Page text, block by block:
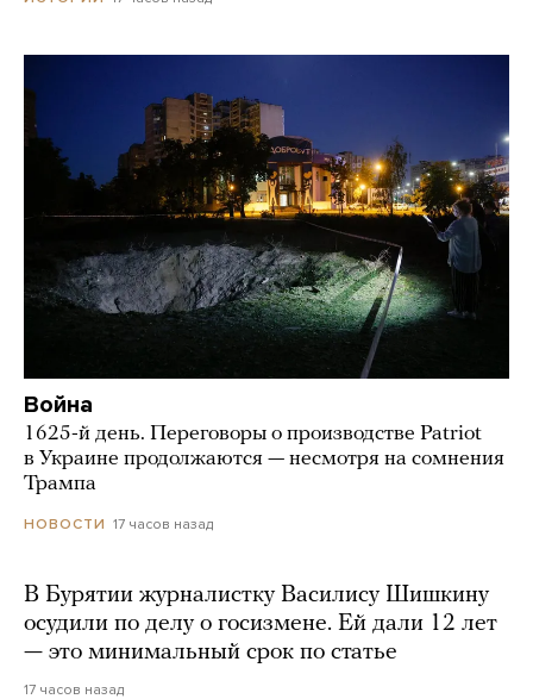
Война
1625-й день. Переговоры о производстве Patriot
в Украине продолжаются — несмотря на сомнения
Трампа
НОВОСТИ 17 часов назад
В Бурятии журналистку Василису Шишкину
осудили по делу о госизмене. Ей дали 12 лет
— это минимальный срок по статье
17 часов назад